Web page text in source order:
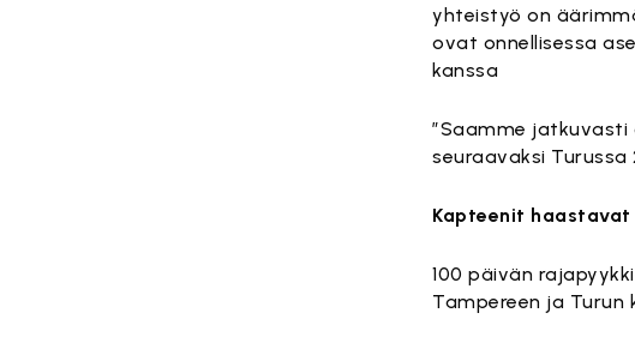
yhteistyö on
ovat onnellisessa
kanssa
”Saamme
seuraavaksi Turussa
Kapteenit haastavat
100 päivän
Tampereen ja